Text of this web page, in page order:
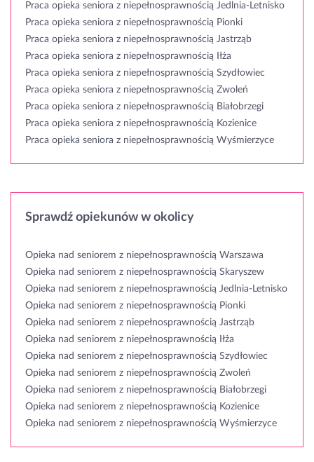
Praca opieka seniora z niepełnosprawnością Jedlnia-Letnisko
Praca opieka seniora z niepełnosprawnością Pionki
Praca opieka seniora z niepełnosprawnością Jastrząb
Praca opieka seniora z niepełnosprawnością Iłża
Praca opieka seniora z niepełnosprawnością Szydłowiec
Praca opieka seniora z niepełnosprawnością Zwoleń
Praca opieka seniora z niepełnosprawnością Białobrzegi
Praca opieka seniora z niepełnosprawnością Kozienice
Praca opieka seniora z niepełnosprawnością Wyśmierzyce
Sprawdź opiekunów w okolicy
Opieka nad seniorem z niepełnosprawnością Warszawa
Opieka nad seniorem z niepełnosprawnością Skaryszew
Opieka nad seniorem z niepełnosprawnością Jedlnia-Letnisko
Opieka nad seniorem z niepełnosprawnością Pionki
Opieka nad seniorem z niepełnosprawnością Jastrząb
Opieka nad seniorem z niepełnosprawnością Iłża
Opieka nad seniorem z niepełnosprawnością Szydłowiec
Opieka nad seniorem z niepełnosprawnością Zwoleń
Opieka nad seniorem z niepełnosprawnością Białobrzegi
Opieka nad seniorem z niepełnosprawnością Kozienice
Opieka nad seniorem z niepełnosprawnością Wyśmierzyce